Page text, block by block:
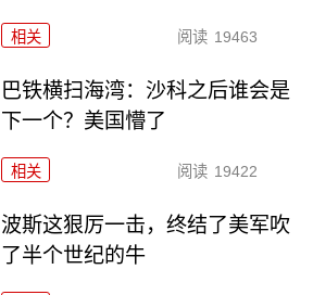
相关 阅读 19463
巴铁横扫海湾：沙科之后谁会是
下一个？美国懵了
相关 阅读 19422
波斯这狠厉一击，终结了美军吹
了半个世纪的牛